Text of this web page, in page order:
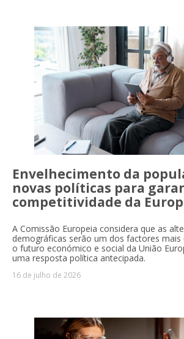
Envelhecimento da
novas políticas para
competitividade da
A Comissão Europeia considera que as
demográficas serão um dos factores mais
o futuro económico e social da União
uma resposta política antecipada.
16 de julho de 2026